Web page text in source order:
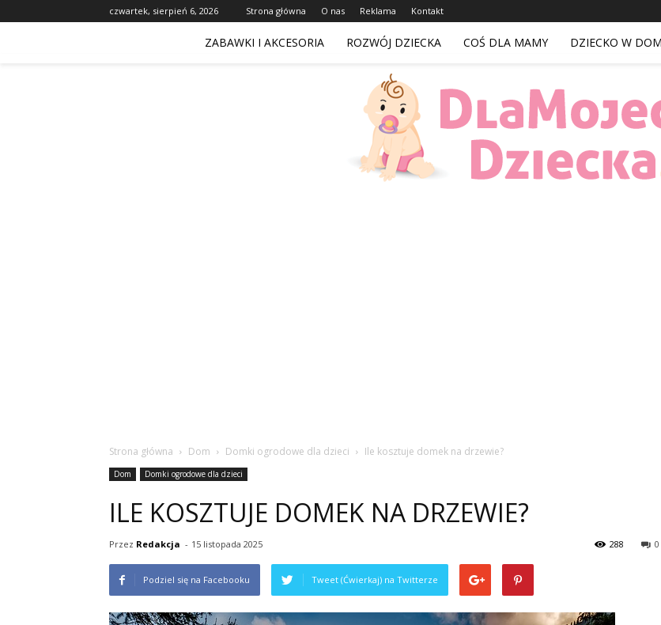
czwartek, sierpień 6, 2026 Strona główna O nas Reklama Kontakt
ZABAWKI I AKCESORIA ROZWÓJ DZIECKA COŚ DLA MAMY DZIECKO W
Strona główna Dom Domki ogrodowe dla dzieci Ile kosztuje domek na drzewie?
Dom Domki ogrodowe dla dzieci
ILE KOSZTUJE DOMEK NA DRZEWIE?
Przez Redakcja - 15 listopada 2025 0
288
Podziel się na Facebooku Tweet (Ćwierkaj) na Twitterze